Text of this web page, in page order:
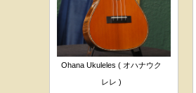
Ohana Ukuleles ( オハナウク
レレ )